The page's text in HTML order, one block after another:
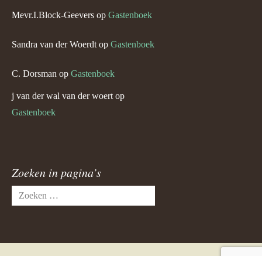
Mevr.I.Block-Geevers op Gastenboek
Sandra van der Woerdt op Gastenboek
C. Dorsman op Gastenboek
j van der wal van der woert op
Gastenboek
Zoeken in pagina’s
Zoeken
naar: